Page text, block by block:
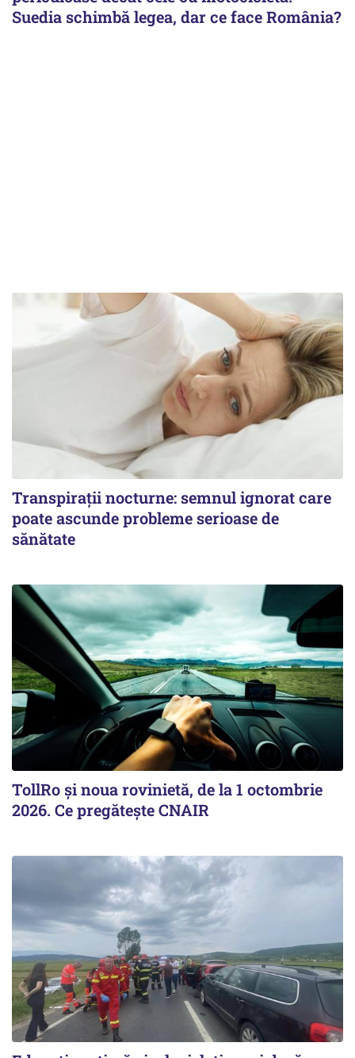
Suedia schimbă legea, dar ce face România?
Transpirații nocturne: semnul ignorat care
poate ascunde probleme serioase de
sănătate
TollRo şi noua rovinietă, de la 1 octombrie
2026. Ce pregăteşte CNAIR